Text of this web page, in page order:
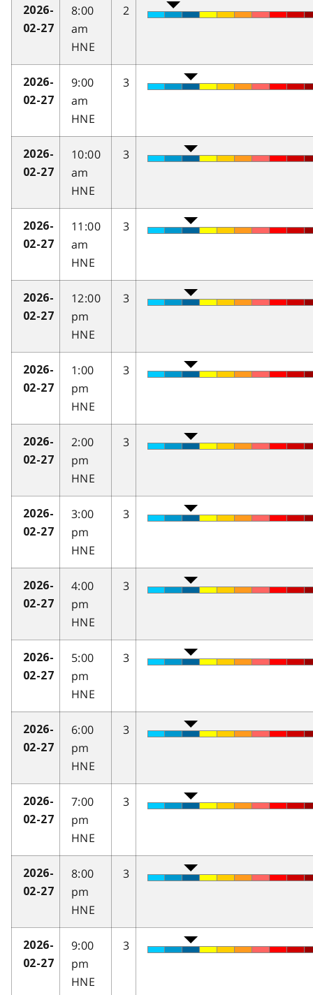
2026-
02-27
8:00
am
HNE
2
2026-
02-27
9:00
am
HNE
3
2026-
02-27
10:00
am
HNE
3
2026-
02-27
11:00
am
HNE
3
2026-
02-27
12:00
pm
HNE
3
2026-
02-27
1:00
pm
HNE
3
2026-
02-27
2:00
pm
HNE
3
2026-
02-27
3:00
pm
HNE
3
2026-
02-27
4:00
pm
HNE
3
2026-
02-27
5:00
pm
HNE
3
2026-
02-27
6:00
pm
HNE
3
2026-
02-27
7:00
pm
HNE
3
2026-
02-27
8:00
pm
HNE
3
2026-
02-27
9:00
pm
HNE
3